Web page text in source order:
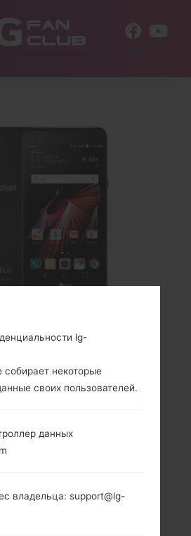
(LGK450) ИЗ
X POWER
MSM8909
lg-
собирает некоторые
своих пользователей.
данных
владельца: support@lg-